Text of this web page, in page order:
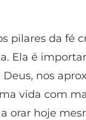
pilares da fé
Ela é
nos
vida com
orar hoje